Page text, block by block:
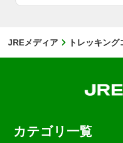
JREメディア トレッキン
カテゴリ一覧